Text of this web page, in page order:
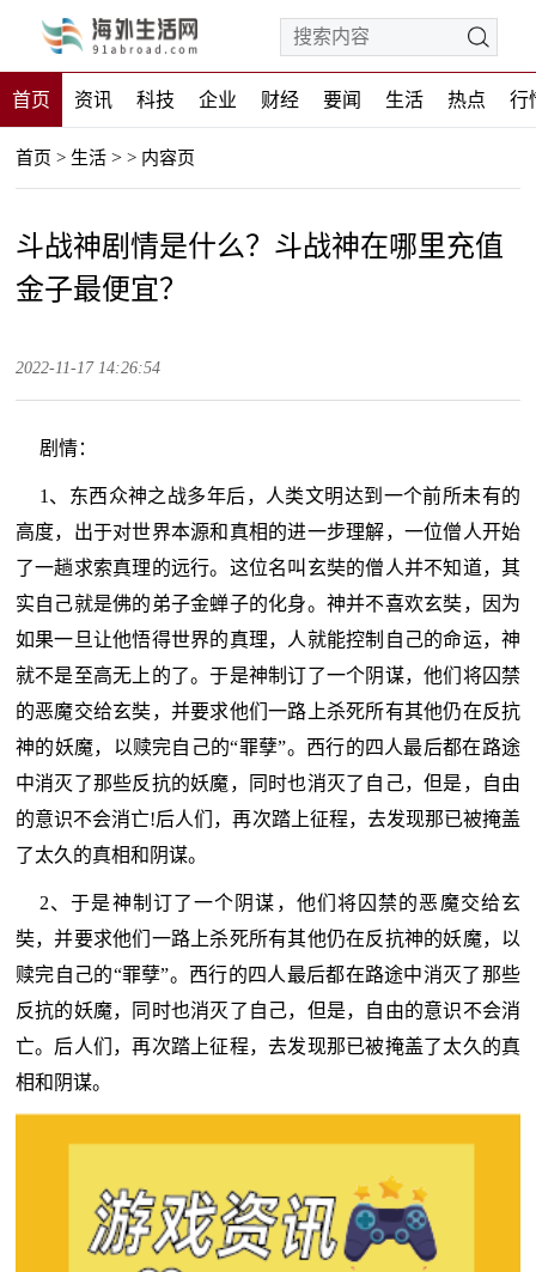
首页 资讯 科技 企业 财经 要闻 生活 热点 行
首页 > 生活 > > 内容页
斗战神剧情是什么？斗战神在哪里充值
金子最便宜？
2022-11-17 14:26:54
剧情：
1、东西众神之战多年后，人类文明达到一个前所未有的
高度，出于对世界本源和真相的进一步理解，一位僧人开始
了一趟求索真理的远行。这位名叫玄奘的僧人并不知道，其
实自己就是佛的弟子金蝉子的化身。神并不喜欢玄奘，因为
如果一旦让他悟得世界的真理，人就能控制自己的命运，神
就不是至高无上的了。于是神制订了一个阴谋，他们将囚禁
的恶魔交给玄奘，并要求他们一路上杀死所有其他仍在反抗
神的妖魔，以赎完自己的“罪孽”。西行的四人最后都在路途
中消灭了那些反抗的妖魔，同时也消灭了自己，但是，自由
的意识不会消亡!后人们，再次踏上征程，去发现那已被掩盖
了太久的真相和阴谋。
2、于是神制订了一个阴谋，他们将囚禁的恶魔交给玄
奘，并要求他们一路上杀死所有其他仍在反抗神的妖魔，以
赎完自己的“罪孽”。西行的四人最后都在路途中消灭了那些
反抗的妖魔，同时也消灭了自己，但是，自由的意识不会消
亡。后人们，再次踏上征程，去发现那已被掩盖了太久的真
相和阴谋。